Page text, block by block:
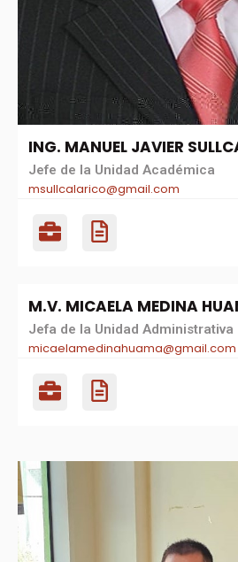
ING. MANUEL JAVIER
Jefe de la Unidad Académica
msullcalarico@gmail.com
M.V. MICAELA MEDINA
Jefa de la Unidad Administrativa
micaelamedinahuama@gmail.com